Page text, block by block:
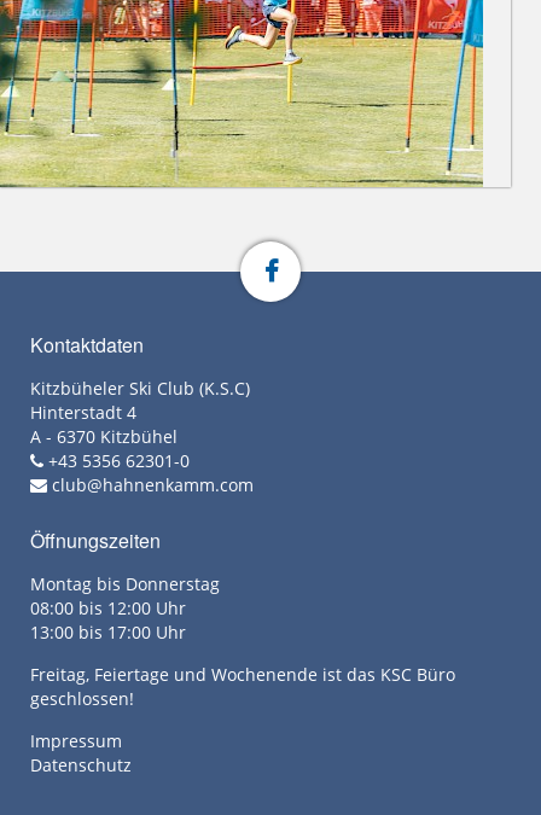
Kontaktdaten
Kitzbüheler Ski Club (K.S.C)
Hinterstadt 4
A - 6370 Kitzbühel
+43 5356 62301-0
club@hahnenkamm.com
Öffnungszeiten
Montag bis Donnerstag
08:00 bis 12:00 Uhr
13:00 bis 17:00 Uhr
Freitag, Feiertage und Wochenende ist das KSC Büro
geschlossen!
Impressum
Datenschutz